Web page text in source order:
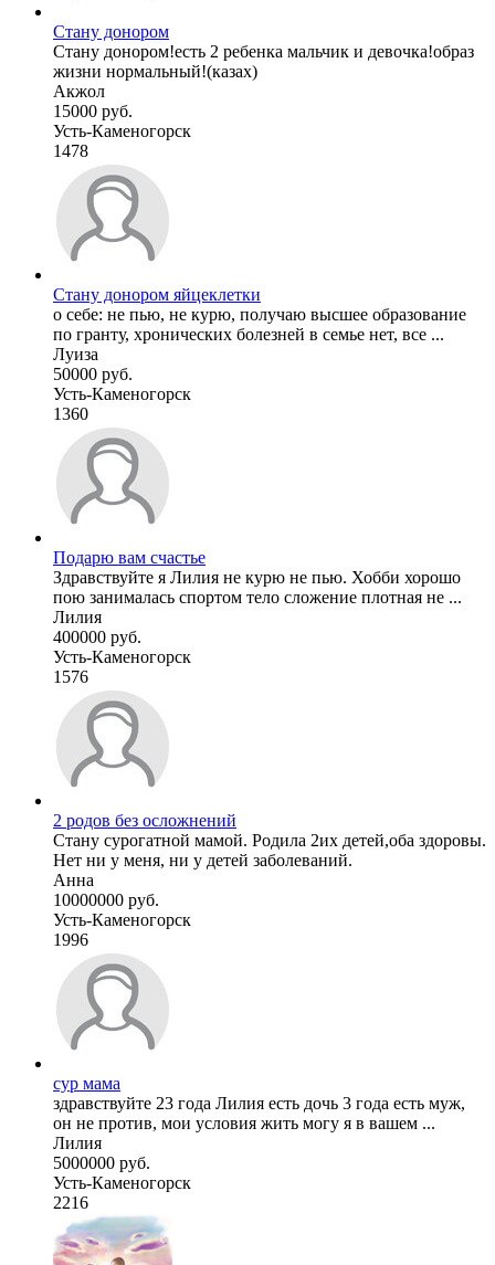
Стану донором
Стану донором!есть 2 ребенка мальчик и девочка!образ
жизни нормальный!(казах)
Акжол
15000 руб.
Усть-Каменогорск
1478
Стану донором яйцеклетки
о себе: не пью, не курю, получаю высшее образование
по гранту, хронических болезней в семье нет, все ...
Луиза
50000 руб.
Усть-Каменогорск
1360
Подарю вам счастье
Здравствуйте я Лилия не курю не пью. Хобби хорошо
пою занималась спортом тело сложение плотная не ...
Лилия
400000 руб.
Усть-Каменогорск
1576
2 родов без осложнений
Стану сурогатной мамой. Родила 2их детей,оба здоровы.
Нет ни у меня, ни у детей заболеваний.
Анна
10000000 руб.
Усть-Каменогорск
1996
сур мама
здравствуйте 23 года Лилия есть дочь 3 года есть муж,
он не против, мои условия жить могу я в вашем ...
Лилия
5000000 руб.
Усть-Каменогорск
2216